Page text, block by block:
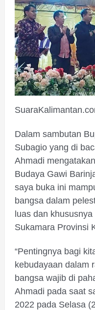
Dalam sambutan
Subagio yang di
Ahmadi
Budaya Gawi
saya buka ini
bangsa dalam
luas dan
Sukamara Provinsi
“Pentingnya bagi
kebudayaan dalam
bangsa wajib di
Ahmadi pada saat
2022 pada Selasa